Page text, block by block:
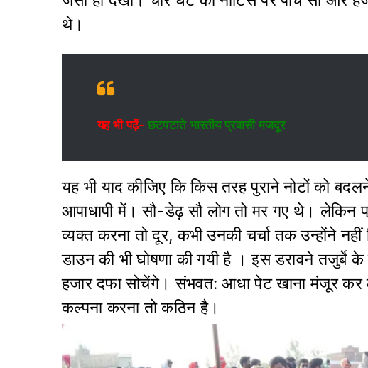
थे।
यह भी पढ़ें- छटपटाते भारतीय प्रवासी मजदूर
यह भी याद कीजिए कि किस तरह पुराने नोटों को
आपाधापी में। सौ-डेढ़ सौ लोग तो मर गए थे। लेकिन
व्यक्त करना तो दूर, कभी उनकी चर्चा तक उन्होंने
डाउन की भी घोषणा की गयी है । इस डरावने तजुर्बे
हजार दफा सोचेंगे। संभवत: आधा पेट खाना मंजूर कर
कल्पना करना तो कठिन है।